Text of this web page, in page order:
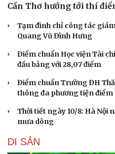
Du lịch
Tư vấn
Săn Tour
check-in
Cần Thơ hướng tới thí
Tạm đình chỉ công tác
Quang Vũ Đình Hưng
Điểm chuẩn Học viện Tài
đầu bảng với 28,07 điểm
Điểm chuẩn Trường ĐH
thông đa phương tiện điểm
Thời tiết ngày 10/8: Hà Nội
mưa dông
DI SẢN